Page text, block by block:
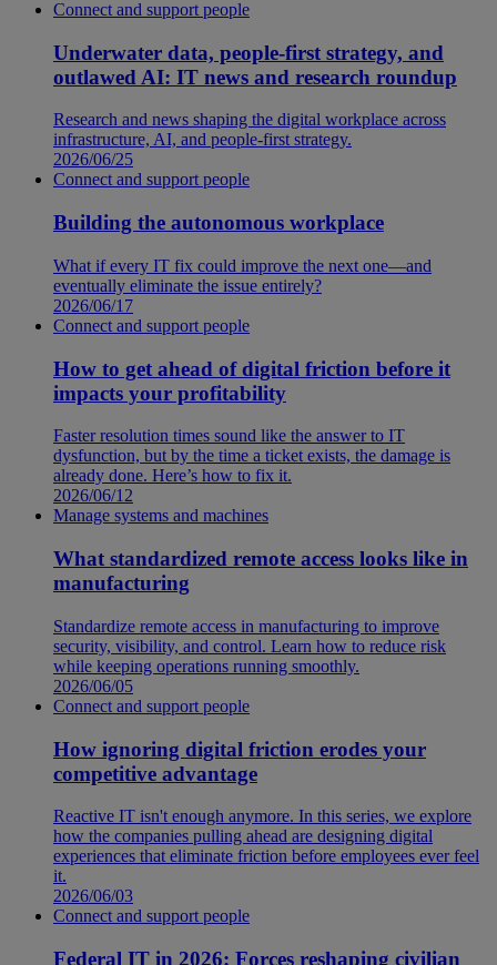
Connect and support people
Underwater data, people-first strategy, and
outlawed AI: IT news and research roundup
Research and news shaping the digital workplace across
infrastructure, AI, and people-first strategy.
2026/06/25
Connect and support people
Building the autonomous workplace
What if every IT fix could improve the next one—and
eventually eliminate the issue entirely?
2026/06/17
Connect and support people
How to get ahead of digital friction before it
impacts your profitability
Faster resolution times sound like the answer to IT
dysfunction, but by the time a ticket exists, the damage is
already done. Here’s how to fix it.
2026/06/12
Manage systems and machines
What standardized remote access looks like in
manufacturing
Standardize remote access in manufacturing to improve
security, visibility, and control. Learn how to reduce risk
while keeping operations running smoothly.
2026/06/05
Connect and support people
How ignoring digital friction erodes your
competitive advantage
Reactive IT isn't enough anymore. In this series, we explore
how the companies pulling ahead are designing digital
experiences that eliminate friction before employees ever feel
it.
2026/06/03
Connect and support people
Federal IT in 2026: Forces reshaping civilian